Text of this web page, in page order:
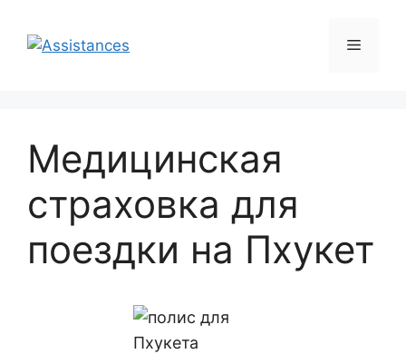
содержимому
Меню
Медицинская
страховка для
поездки на Пхукет